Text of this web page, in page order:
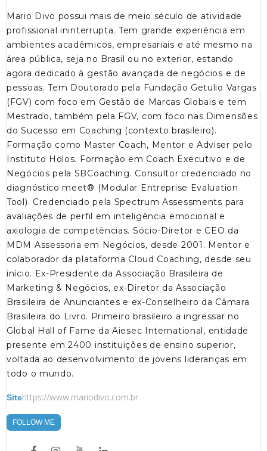
Mario Divo possui mais de meio século de atividade
profissional ininterrupta. Tem grande experiência em
ambientes acadêmicos, empresariais e até mesmo na
área pública, seja no Brasil ou no exterior, estando
agora dedicado à gestão avançada de negócios e de
pessoas. Tem Doutorado pela Fundação Getulio Vargas
(FGV) com foco em Gestão de Marcas Globais e tem
Mestrado, também pela FGV, com foco nas Dimensões
do Sucesso em Coaching (contexto brasileiro).
Formação como Master Coach, Mentor e Adviser pelo
Instituto Holos. Formação em Coach Executivo e de
Negócios pela SBCoaching. Consultor credenciado no
diagnóstico meet® (Modular Entreprise Evaluation
Tool). Credenciado pela Spectrum Assessments para
avaliações de perfil em inteligência emocional e
axiologia de competências. Sócio-Diretor e CEO da
MDM Assessoria em Negócios, desde 2001. Mentor e
colaborador da plataforma Cloud Coaching, desde seu
início. Ex-Presidente da Associação Brasileira de
Marketing & Negócios, ex-Diretor da Associação
Brasileira de Anunciantes e ex-Conselheiro da Câmara
Brasileira do Livro. Primeiro brasileiro a ingressar no
Global Hall of Fame da Aiesec International, entidade
presente em 2400 instituições de ensino superior,
voltada ao desenvolvimento de jovens lideranças em
todo o mundo.
Sitehttps://www.mariodivo.com.br
FOLLOW ME